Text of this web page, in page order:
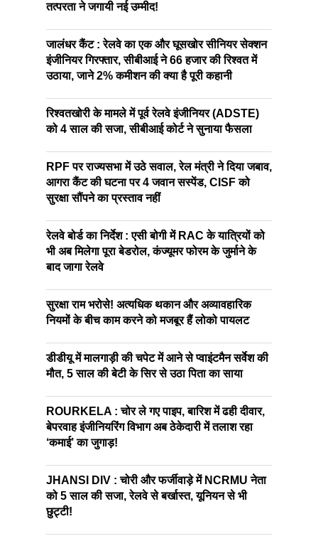
तत्परता ने जगायी नई उम्मीद!
जालंधर कैंट : रेलवे का एक और घूसखोर सीनियर सेक्शन
इंजीनियर गिरफ्तार, सीबीआई ने 66 हजार की रिश्वत में
उठाया, जाने 2% कमीशन की क्या है पूरी कहानी
रिश्वतखोरी के मामले में पूर्व रेलवे इंजीनियर (ADSTE)
को 4 साल की सजा, सीबीआई कोर्ट ने सुनाया फैसला
RPF पर राज्यसभा में उठे सवाल, रेल मंत्री ने दिया जबाव,
आगरा कैंट की घटना पर 4 जवान सस्पेंड, CISF को
सुरक्षा सौंपने का प्रस्ताव नहीं
रेलवे बोर्ड का निर्देश : एसी बोगी में RAC के यात्रियों को
भी अब मिलेगा पूरा बेडरोल, कंज्यूमर फोरम के जुर्माने के
बाद जागा रेलवे
सुरक्षा राम भरोसे! अत्यधिक थकान और अव्यावहारिक
नियमों के बीच काम करने को मजबूर हैं लोको पायलट
डीडीयू में मालगाड़ी की चपेट में आने से प्वाइंटमैन सर्वेश की
मौत, 5 साल की बेटी के सिर से उठा पिता का साया
ROURKELA : चोर ले गए पाइप, बारिश में ढही दीवार,
बेपरवाह इंजीनियरिंग विभाग अब ठेकेदारी में तलाश रहा
‘कमाई’ का जुगाड़!
JHANSI DIV : चोरी और फर्जीवाड़े में NCRMU नेता
को 5 साल की सजा, रेलवे से बर्खास्त, यूनियन से भी
छुट्टी!